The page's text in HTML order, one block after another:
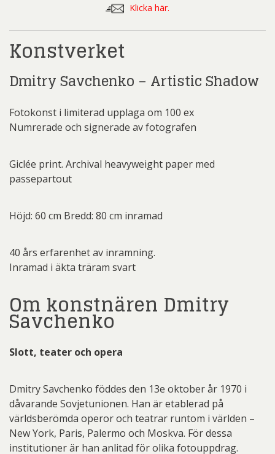
Klicka här.
Konstverket
Dmitry Savchenko – Artistic Shadow
Fotokonst i limiterad upplaga om 100 ex
Numrerade och signerade av fotografen
Giclée print. Archival heavyweight paper med
passepartout
Höjd: 60 cm Bredd: 80 cm inramad
40 års erfarenhet av inramning.
Inramad i äkta träram svart
Om konstnären Dmitry
Savchenko
Slott, teater och opera
Dmitry Savchenko föddes den 13e oktober år 1970 i
dåvarande Sovjetunionen. Han är etablerad på
världsberömda operor och teatrar runtom i världen –
New York, Paris, Palermo och Moskva. För dessa
institutioner är han anlitad för olika fotouppdrag.